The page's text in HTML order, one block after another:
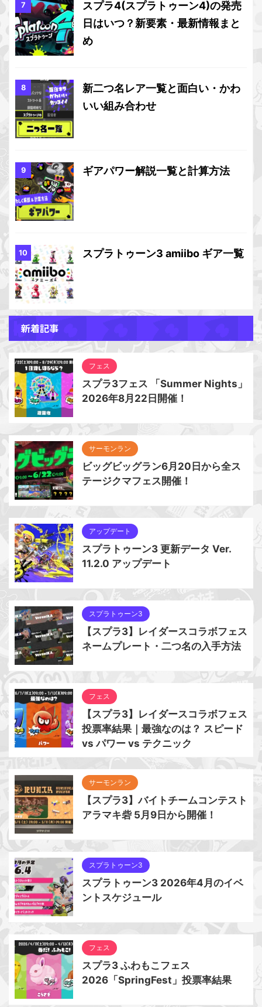
スプラ4(スプラトゥーン4)の発売
日はいつ？新要素・最新情報まと
め
新二つ名レア一覧と面白い・かわ
いい組み合わせ
ギアパワー解説一覧と計算方法
スプラトゥーン3 amiibo ギア一覧
新着記事
フェス
スプラ3フェス 「Summer Nights」
2026年8月22日開催！
サーモンラン
ビッグビッグラン6月20日から全ス
テージクマフェス開催！
アップデート
スプラトゥーン3 更新データ Ver.
11.2.0 アップデート
スプラトゥーン3
【スプラ3】レイダースコラボフェス
ネームプレート・二つ名の入手方法
フェス
【スプラ3】レイダースコラボフェス
投票率結果｜最強なのは？ スピード
vs パワー vs テクニック
サーモンラン
【スプラ3】バイトチームコンテスト
アラマキ砦 5月9日から開催！
スプラトゥーン3
スプラトゥーン3 2026年4月のイベ
ントスケジュール
フェス
スプラ3 ふわもこフェス
2026「SpringFest」投票率結果